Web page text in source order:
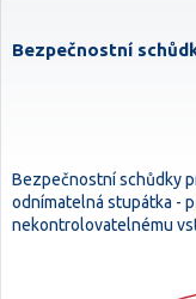
Bezpečnostní
Bezpečnostní schůdky
odnímatelná stupátka -
nekontrolovatelnému